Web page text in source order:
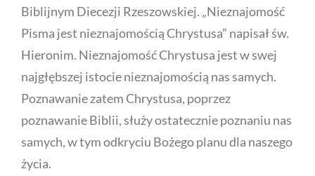
Biblijnym Diecezji Rzeszowskiej. „Nieznajomość
Pisma jest nieznajomością Chrystusa” napisał św.
Hieronim. Nieznajomość Chrystusa jest w swej
najgłębszej istocie nieznajomością nas samych.
Poznawanie zatem Chrystusa, poprzez
poznawanie Biblii, służy ostatecznie poznaniu nas
samych, w tym odkryciu Bożego planu dla naszego
życia.